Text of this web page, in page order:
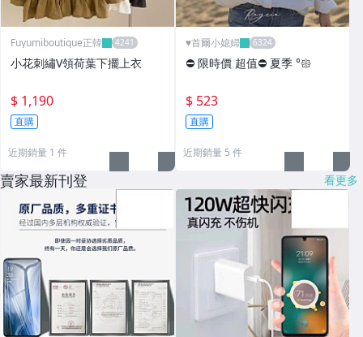
Fuyumiboutique正韓
小花刺繡V領荷葉下擺上衣
$ 1,190
直購
近期銷量 1 件
♥️首爾小媳婦
⛔️ 限時價 超值⛔️ 夏季 °𑁍
$ 523
直購
近期銷量 5 件
賣家最新刊登 看更多